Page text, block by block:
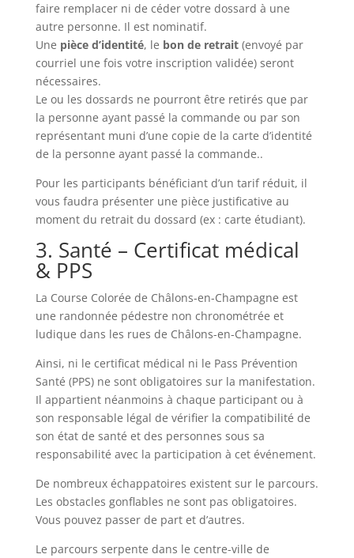
faire remplacer ni de céder votre dossard à une
autre personne. Il est nominatif.
Une pièce d’identité, le bon de retrait(envoyé par
courriel une fois votre inscription validée) seront
nécessaires.
Le ou les dossards ne pourront être retirés que par
la personne ayant passé la commande ou par son
représentant muni d’une copie de la carte d’identité
de la personne ayant passé la commande..
Pour les participants bénéficiant d’un tarif réduit, il
vous faudra présenter une pièce justificative au
moment du retrait du dossard (ex : carte étudiant).
3. Santé – Certificat médical
& PPS
La Course Colorée de Châlons-en-Champagne est
une randonnée pédestre non chronométrée et
ludique dans les rues de Châlons-en-Champagne.
Ainsi, ni le certificat médical ni le Pass Prévention
Santé (PPS) ne sont obligatoires sur la manifestation.
Il appartient néanmoins à chaque participant ou à
son responsable légal de vérifier la compatibilité de
son état de santé et des personnes sous sa
responsabilité avec la participation à cet événement.
De nombreux échappatoires existent sur le parcours.
Les obstacles gonflables ne sont pas obligatoires.
Vous pouvez passer de part et d’autres.
Le parcours serpente dans le centre-ville de